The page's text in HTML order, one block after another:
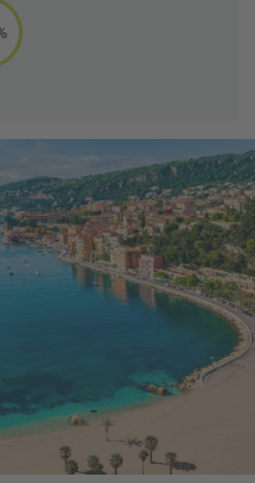
buchen Sie doch einen
Jesolo oder Bibione –
auf unserer